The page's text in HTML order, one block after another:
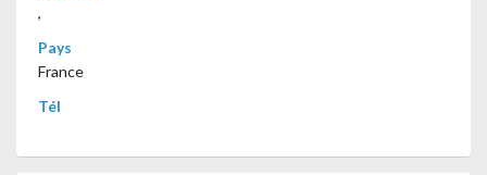
,
Pays
France
Tél